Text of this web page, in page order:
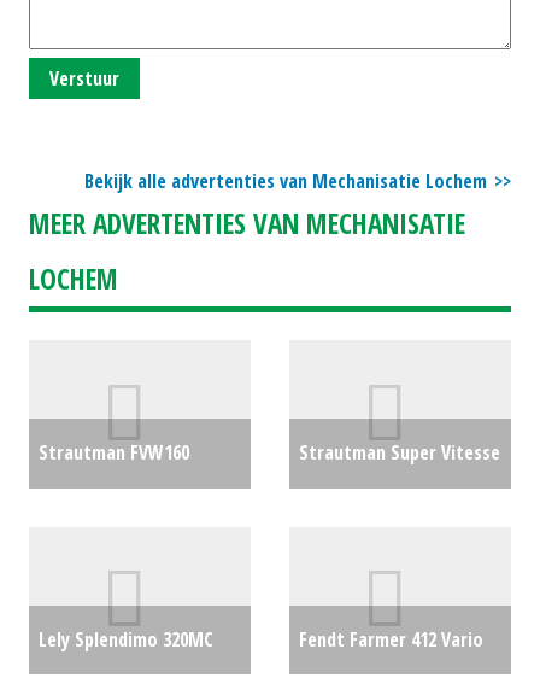
Verstuur
Bekijk alle advertenties van Mechanisatie Lochem
MEER ADVERTENTIES VAN MECHANISATIE
LOCHEM
Strautman FVW160
Strautman Super Vitesse
Lely Splendimo 320MC
Fendt Farmer 412 Vario